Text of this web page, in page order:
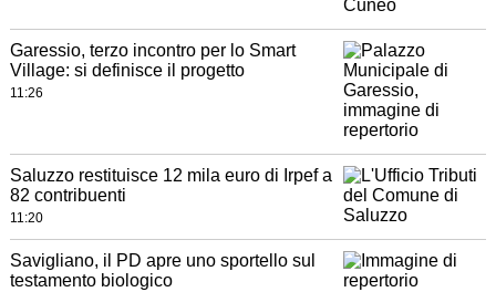
Garessio, terzo incontro per lo Smart
Village: si definisce il progetto
11:26
Saluzzo restituisce 12 mila euro di Irpef a
82 contribuenti
11:20
Savigliano, il PD apre uno sportello sul
testamento biologico